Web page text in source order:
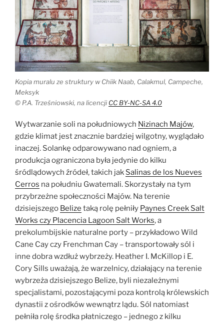
Kopia muralu ze struktury w Chiik Naab, Calakmul, Campeche,
Meksyk
© P.A. Trześniowski, na licencji CC BY-NC-SA 4.0
Wytwarzanie soli na południowych Nizinach Majów,
gdzie klimat jest znacznie bardziej wilgotny, wyglądało
inaczej. Solankę odparowywano nad ogniem, a
produkcja ograniczona była jedynie do kilku
śródlądowych źródeł, takich jak Salinas de los Nueves
Cerros na południu Gwatemali. Skorzystały na tym
przybrzeżne społeczności Majów. Na terenie
dzisiejszego Belize taką rolę pełniły Paynes Creek Salt
Works czy Placencia Lagoon Salt Works, a
prekolumbijskie naturalne porty – przykładowo Wild
Cane Cay czy Frenchman Cay – transportowały sól i
inne dobra wzdłuż wybrzeży. Heather I. McKillop i E.
Cory Sills uważają, że warzelnicy, działający na terenie
wybrzeża dzisiejszego Belize, byli niezależnymi
specjalistami, pozostającymi poza kontrolą królewskich
dynastii z ośrodków wewnątrz lądu. Sól natomiast
pełniła rolę środka płatniczego – jednego z kilku